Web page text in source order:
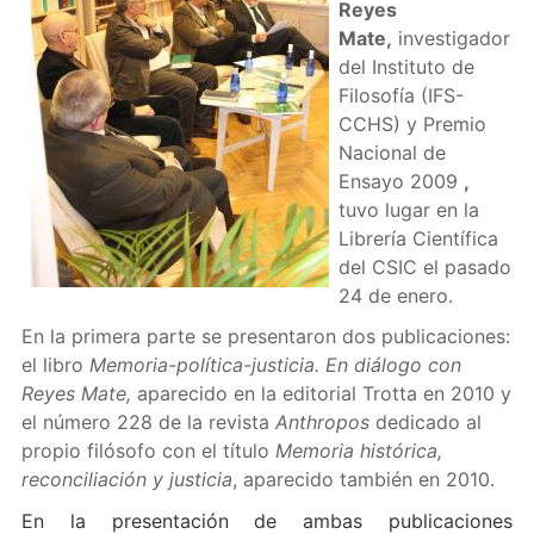
Reyes
Mate, investigador
del Instituto de
Filosofía (IFS-
CCHS) y Premio
Nacional de
Ensayo 2009 ,
tuvo lugar en la
Librería Científica
del CSIC el pasado
24 de enero.
En la primera parte se presentaron dos publicaciones:
el libro Memoria-política-justicia. En diálogo con
Reyes Mate, aparecido en la editorial Trotta en 2010 y
el número 228 de la revista Anthroposdedicado al
propio filósofo con el título Memoria histórica,
reconciliación y justicia, aparecido también en 2010.
En la presentación de ambas publicaciones